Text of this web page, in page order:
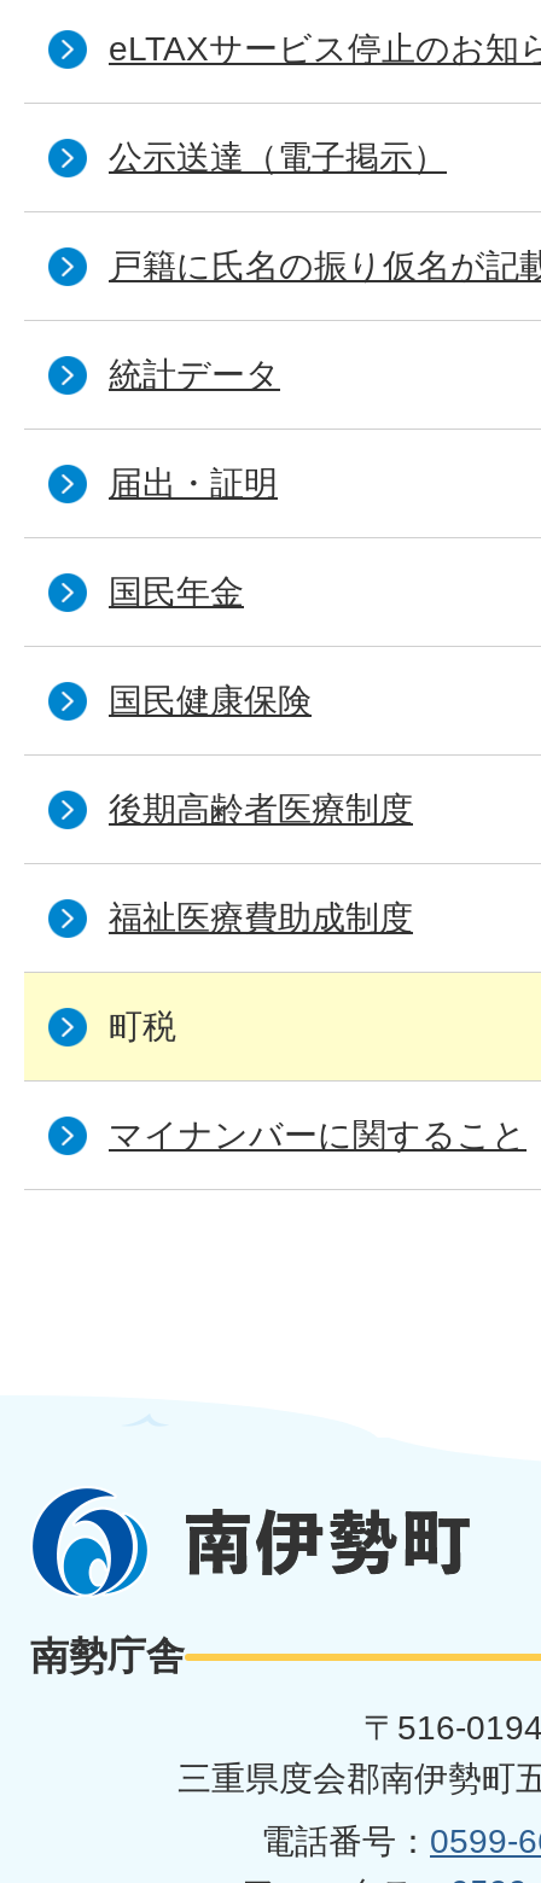
eLTAXサービス停止のお知
公示送達（電子掲示）
戸籍に氏名の振り仮名が記
統計データ
届出・証明
国民年金
国民健康保険
後期高齢者医療制度
福祉医療費助成制度
町税
マイナンバーに関すること
南勢庁舎
〒516-
三重県度会郡南伊勢町
電話番号： 0599-